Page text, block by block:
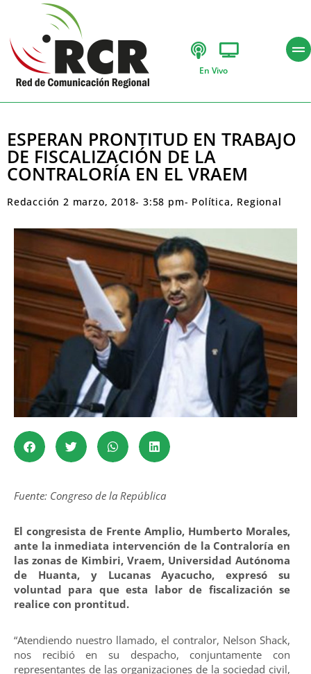
En Vivo
ESPERAN PRONTITUD EN TRABAJO
DE FISCALIZACIÓN DE LA
CONTRALORÍA EN EL VRAEM
Redacción 2 marzo, 2018- 3:58 pm- Política, Regional
Fuente: Congreso de la República
El congresista de Frente Amplio, Humberto Morales,
ante la inmediata intervención de la Contraloría en
las zonas de Kimbiri, Vraem, Universidad Autónoma
de Huanta, y Lucanas Ayacucho, expresó su
voluntad para que esta labor de fiscalización se
realice con prontitud.
“Atendiendo nuestro llamado, el contralor, Nelson Shack,
nos recibió en su despacho, conjuntamente con
representantes de las organizaciones de la sociedad civil,